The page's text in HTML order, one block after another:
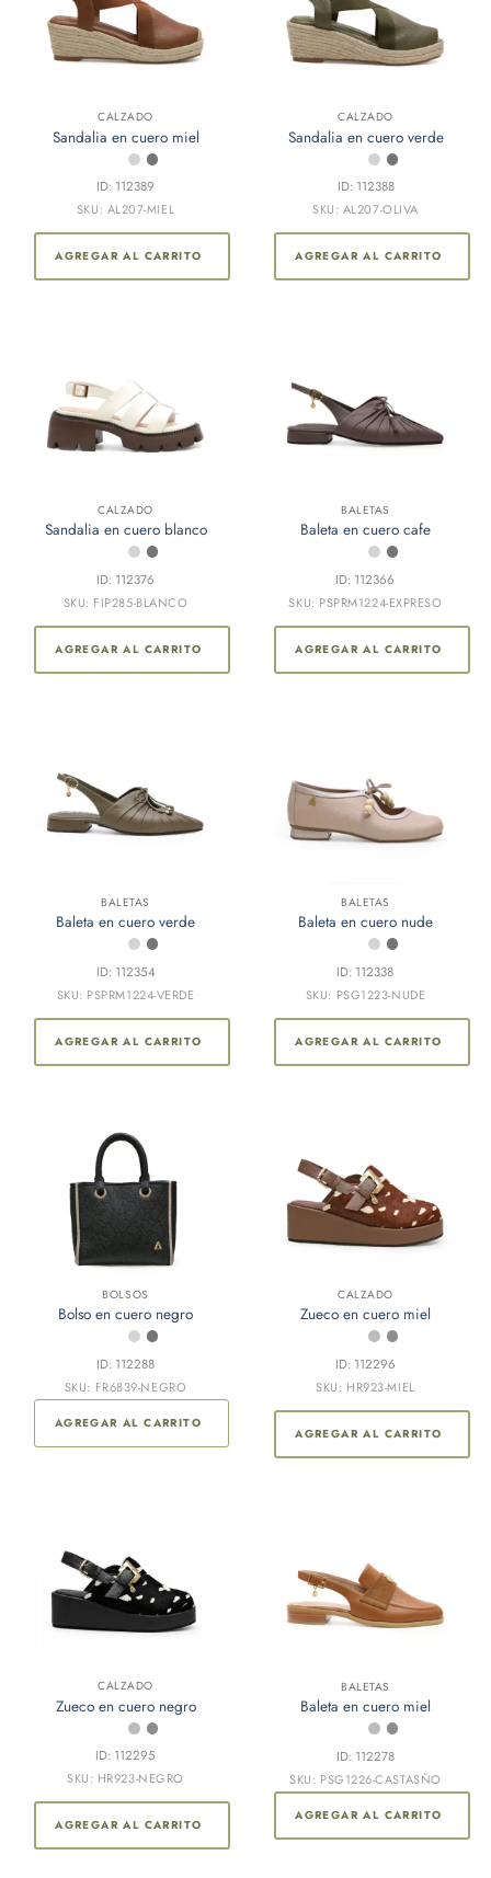
CALZADO
Sandalia en cuero miel
ID: 112389
SKU: AL207-MIEL
AGREGAR AL CARRITO
CALZADO
Sandalia en cuero verde
ID: 112388
SKU: AL207-OLIVA
AGREGAR AL CARRITO
CALZADO
Sandalia en cuero blanco
ID: 112376
SKU: FIP285-BLANCO
AGREGAR AL CARRITO
BALETAS
Baleta en cuero cafe
ID: 112366
SKU: PSPRM1224-EXPRESO
AGREGAR AL CARRITO
BALETAS
Baleta en cuero verde
ID: 112354
SKU: PSPRM1224-VERDE
AGREGAR AL CARRITO
BALETAS
Baleta en cuero nude
ID: 112338
SKU: PSG1223-NUDE
AGREGAR AL CARRITO
BOLSOS
Bolso en cuero negro
ID: 112288
SKU: FR6839-NEGRO
AGREGAR AL CARRITO
CALZADO
Zueco en cuero miel
ID: 112296
SKU: HR923-MIEL
AGREGAR AL CARRITO
CALZADO
Zueco en cuero negro
ID: 112295
SKU: HR923-NEGRO
AGREGAR AL CARRITO
BALETAS
Baleta en cuero miel
ID: 112278
SKU: PSG1226-CASTASÑO
AGREGAR AL CARRITO
producto
variantes.
opciones